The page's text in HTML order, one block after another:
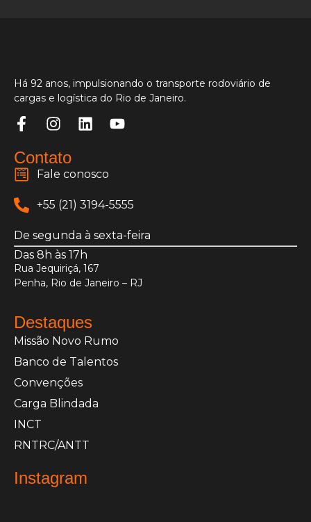
Há 92 anos, impulsionando o transporte rodoviário de
cargas e logística do Rio de Janeiro.
Contato
Fale conosco
+55 (21) 3194-5555
De segunda à sexta-feira
Das 8h às 17h
Rua Jequiriçá, 167
Penha, Rio de Janeiro – RJ
Destaques
Missão Novo Rumo
Banco de Talentos
Convenções
Carga Blindada
INCT
RNTRC/ANTT
Instagram